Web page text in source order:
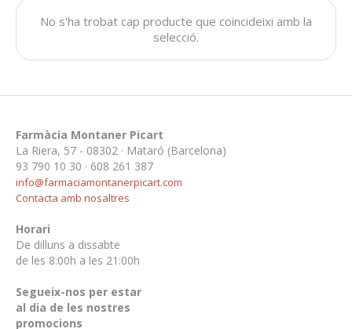
No s'ha trobat cap producte que coincideixi amb la
selecció.
Farmàcia Montaner Picart
La Riera, 57 - 08302 · Mataró (Barcelona)
93 790 10 30 · 608 261 387
info@farmaciamontanerpicart.com
Contacta amb nosaltres
Horari
De dilluns a dissabte
de les 8:00h a les 21:00h
Segueix-nos per estar
al dia de les nostres
promocions